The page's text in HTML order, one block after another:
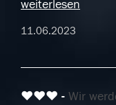
weiterlesen
11.06.2023
❤️❤️❤️
Wir